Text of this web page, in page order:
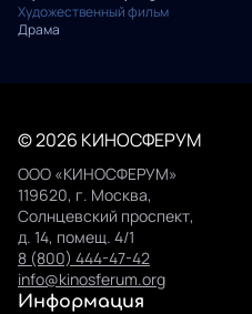
Художественный фильм
Драма
© 2026 КИНОСФЕРУМ
ООО «КИНОСФЕРУМ»
119620, г. Москва,
Солнцевский проспект,
д. 14, помещ. 4/1
8 (800) 444-47-42
info@kinosferum.org
Информация